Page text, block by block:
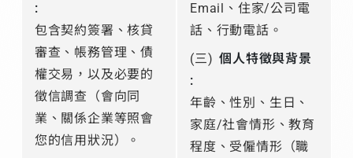
:
包含契約簽署、核貸
審查、帳務管理、債
權交易，以及必要的
徵信調查（會向同
業、關係企業等照會
您的信用狀況）。
Email、住家/公司電
話、行動電話。
(三) 個人特徵與背景
:
年齡、性別、生日、
家庭/社會情形、教育
程度、受僱情形（職